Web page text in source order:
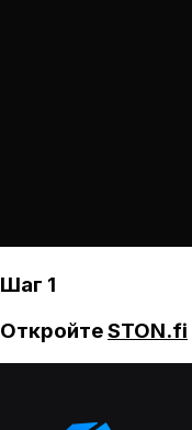
Шаг 1
ОткройтеSTON.fi